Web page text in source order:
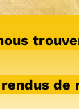
de